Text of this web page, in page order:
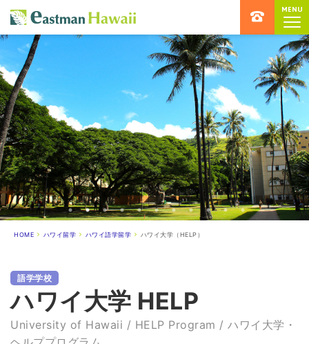
MENU
ハワイ留学専門店 イーストマンハ
HOME ハワイ留学 ハワイ語学留学 ハワイ大学（HELP）
語学学校
ハワイ大学 HELP
University of Hawaii / HELP Program / ハワイ大学・